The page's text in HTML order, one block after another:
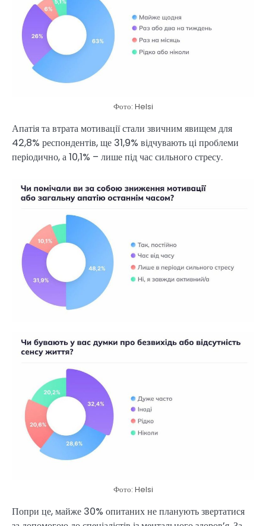
Фото: Helsi
Апатія та втрата мотивації стали звичним явищем для
42,8% респондентів, ще 31,9% відчувають ці проблеми
періодично, а 10,1% – лише під час сильного стресу.
Фото: Helsi
Попри це, майже 30% опитаних не планують звертатися